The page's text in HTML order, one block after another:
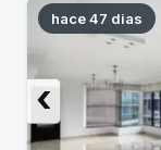
hace 47 dias
‹